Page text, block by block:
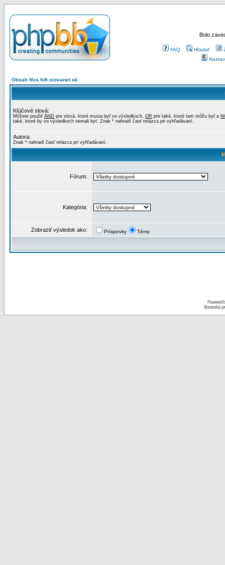
Bolo
FAQ Hľadať
Obsah fóra hifi.slovanet.sk
Kľúčové slová:
Môžete použiť AND pre slová, ktoré musia byť vo výsledkoch, OR pre také, ktoré tam môžu byť a
také, ktoré by vo výsledkoch nemali byť. Znak * nahradí časť reťazca pri vyhľadávaní.
Autora:
Znak * nahradí časť reťazca pri vyhľadávaní.
Fórum:
Kategória:
Zobraziť výsledok ako: Príspevky Témy
Powered
Slovenský